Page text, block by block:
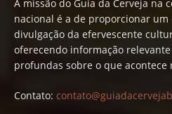
A missão do Guia da Cerveja na
nacional é a de proporcionar um
divulgação da efervescente
oferecendo informação
profundas sobre o que acontece
Contato: